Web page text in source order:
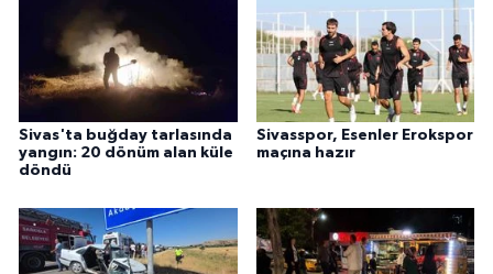
Sivas'ta buğday tarlasında
yangın: 20 dönüm alan küle
döndü
Sivasspor, Esenler Erokspor
maçına hazır
Turizm
ÜLKE GÜNDEMİ
YAŞAM
YEREL
Yerel Haberler